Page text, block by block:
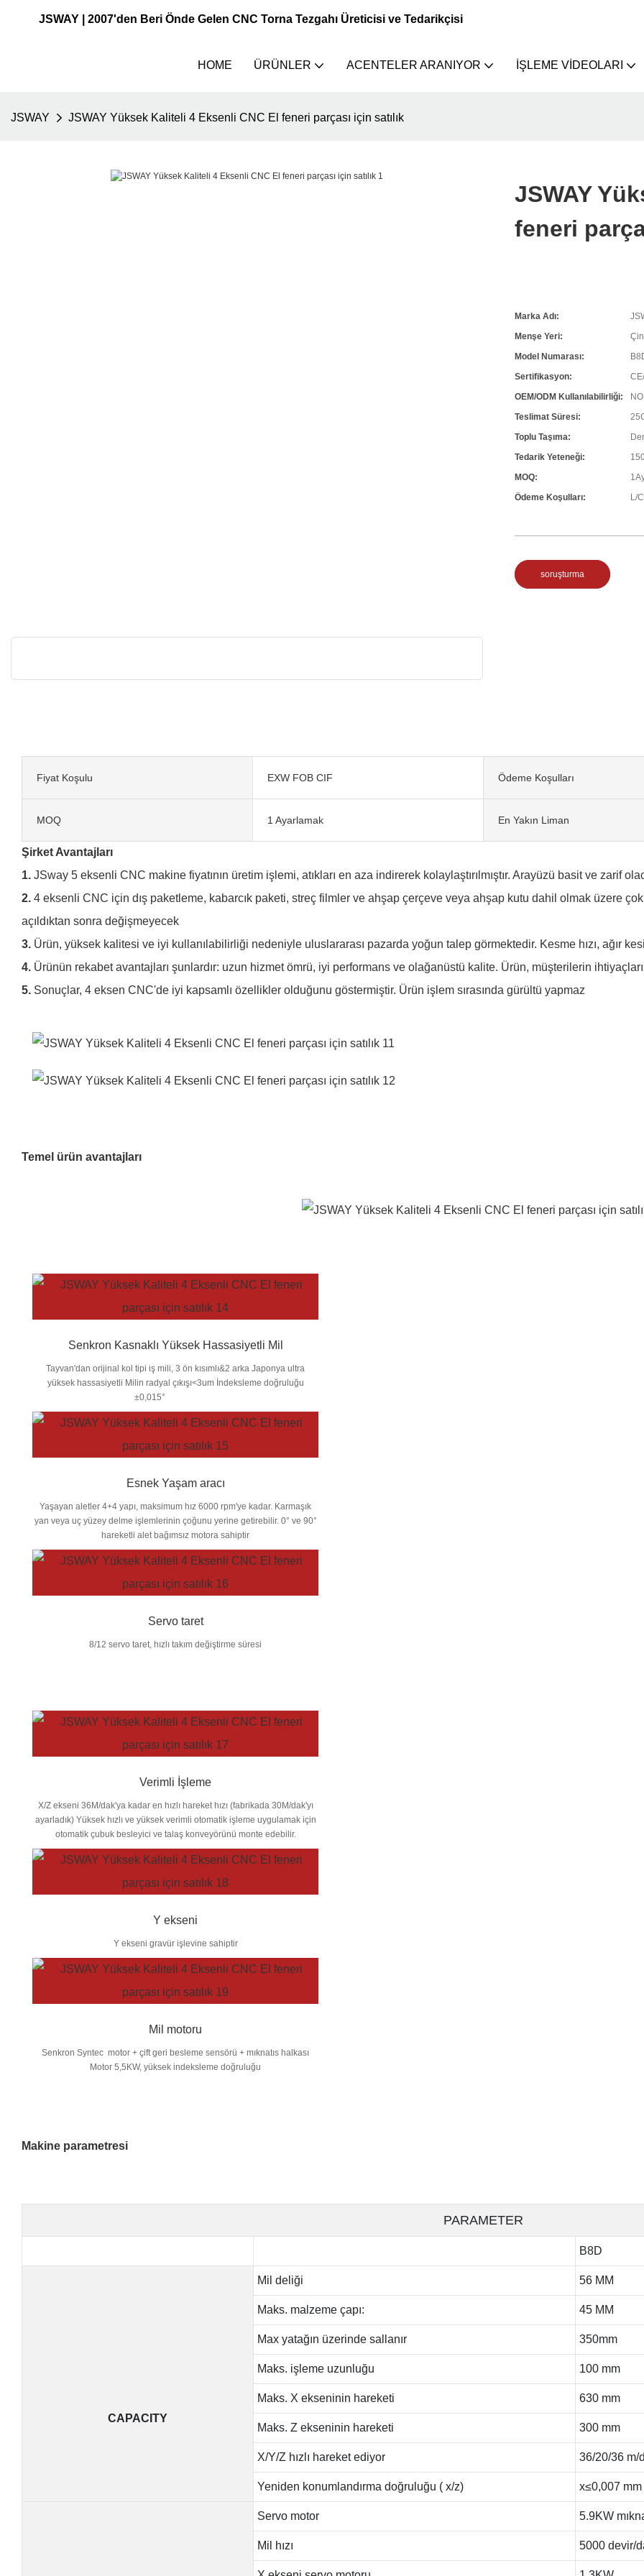
JSWAY | 2007'den Beri Önde Gelen CNC Torna Tezgahı Üreticisi ve Tedarikçisi
HOME ÜRÜNLER ACENTELER ARANIYOR İŞLEME VIDEOLARI
JSWAY JSWAY Yüksek Kaliteli 4 Eksenli CNC El feneri parçası için satılık
JSWAY
feneri
Marka Adı:
Menşe Yeri:
Çin
Model Numarası:
Sertifikasyon:
OEM/ODM Kullanılabilirliği:
NO
Teslimat Süresi:
Toplu Taşıma:
Tedarik Yeteneği:
MOQ:
Ödeme Koşulları:
L/
soruşturma
Fiyat Koşulu EXW FOB CIF Ödeme Koşulları
MOQ 1 Ayarlamak En Yakın Liman
Şirket Avantajları
1. JSway 5 eksenli CNC makine fiyatının üretim işlemi, atıkları en aza indirerek kolaylaştırılmıştır. Arayüzü basit ve zarif
2. 4 eksenli CNC için dış paketleme, kabarcık paketi, streç filmler ve ahşap çerçeve veya ahşap kutu dahil olmak üzere
açıldıktan sonra değişmeyecek
3. Ürün, yüksek kalitesi ve iyi kullanılabilirliği nedeniyle uluslararası pazarda yoğun talep görmektedir. Kesme hızı, ağır
4. Ürünün rekabet avantajları şunlardır: uzun hizmet ömrü, iyi performans ve olağanüstü kalite. Ürün, müşterilerin
5. Sonuçlar, 4 eksen CNC'de iyi kapsamlı özellikler olduğunu göstermiştir. Ürün işlem sırasında gürültü yapmaz
Temel ürün avantajları
Senkron Kasnaklı Yüksek Hassasiyetli Mil
Tayvan'dan orijinal kol tipi iş mili, 3 ön kısımlı&2 arka Japonya ultra
yüksek hassasiyetli Milin radyal çıkışı<3um İndeksleme doğruluğu
±0,015°
Esnek Yaşam aracı
Yaşayan aletler 4+4 yapı, maksimum hız 6000 rpm'ye kadar. Karmaşık
yan veya uç yüzey delme işlemlerinin çoğunu yerine getirebilir. 0° ve 90°
hareketli alet bağımsız motora sahiptir
Servo taret
8/12 servo taret, hızlı takım değiştirme süresi
Verimli İşleme
X/Z ekseni 36M/dak'ya kadar en hızlı hareket hızı (fabrikada 30M/dak'yı
ayarladık) Yüksek hızlı ve yüksek verimli otomatik işleme uygulamak için
otomatik çubuk besleyici ve talaş konveyörünü monte edebilir.
Y ekseni
Y ekseni gravür işlevine sahiptir
Mil motoru
Senkron Syntec motor + çift geri besleme sensörü + mıknatıs halkası
Motor 5,5KW, yüksek indeksleme doğruluğu
Makine parametresi
PARAMETER
B8D
CAPACITY
Mil deliği 56 MM
Maks. malzeme çapı: 45 MM
Max yatağın üzerinde sallanır 350mm
Maks. işleme uzunluğu 100 mm
Maks. X ekseninin hareketi 630 mm
Maks. Z ekseninin hareketi 300 mm
X/Y/Z hızlı hareket ediyor 36/20/36 m/
Yeniden konumlandırma doğruluğu ( x/z) x≤0,007
Servo motor 5.9KW
Mil hızı 5000 devir/